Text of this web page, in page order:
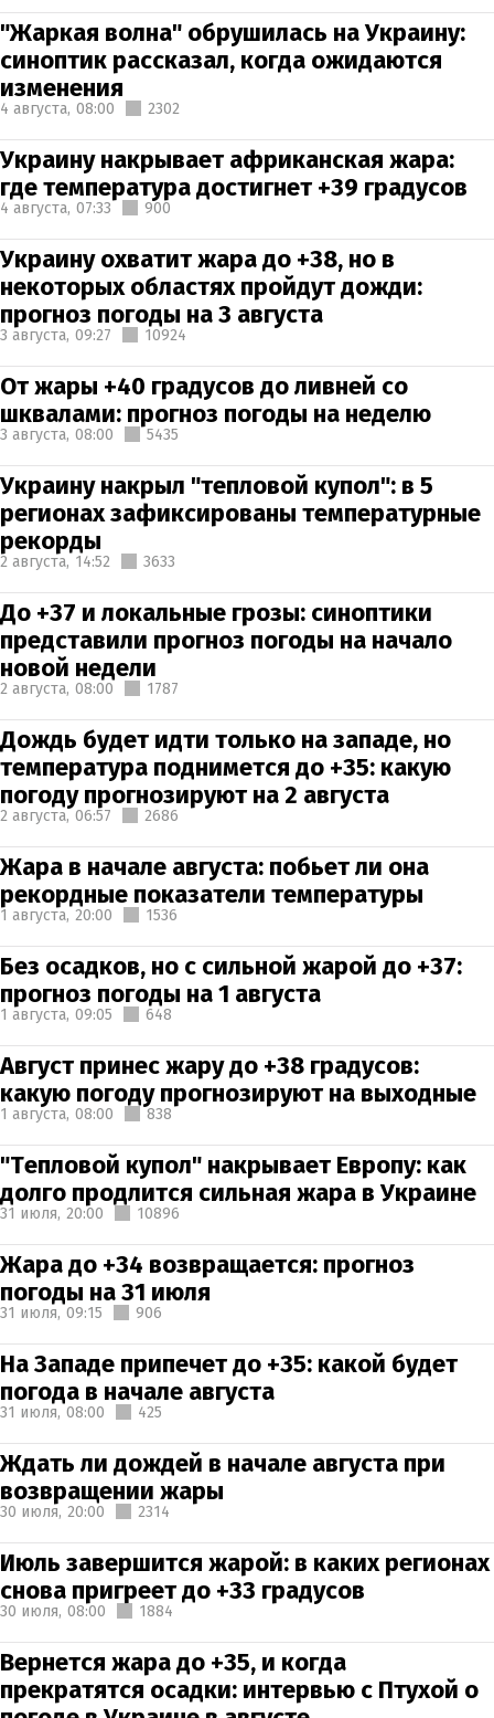
"Жаркая волна" обрушилась на Украину:
синоптик рассказал, когда ожидаются
изменения
4 августа, 08:00 2302
Украину накрывает африканская жара:
где температура достигнет +39 градусов
4 августа, 07:33 900
Украину охватит жара до +38, но в
некоторых областях пройдут дожди:
прогноз погоды на 3 августа
3 августа, 09:27 10924
От жары +40 градусов до ливней со
шквалами: прогноз погоды на неделю
3 августа, 08:00 5435
Украину накрыл "тепловой купол": в 5
регионах зафиксированы температурные
рекорды
2 августа, 14:52 3633
До +37 и локальные грозы: синоптики
представили прогноз погоды на начало
новой недели
2 августа, 08:00 1787
Дождь будет идти только на западе, но
температура поднимется до +35: какую
погоду прогнозируют на 2 августа
2 августа, 06:57 2686
Жара в начале августа: побьет ли она
рекордные показатели температуры
1 августа, 20:00 1536
Без осадков, но с сильной жарой до +37:
прогноз погоды на 1 августа
1 августа, 09:05 648
Август принес жару до +38 градусов:
какую погоду прогнозируют на выходные
1 августа, 08:00 838
"Тепловой купол" накрывает Европу: как
долго продлится сильная жара в Украине
31 июля, 20:00 10896
Жара до +34 возвращается: прогноз
погоды на 31 июля
31 июля, 09:15 906
На Западе припечет до +35: какой будет
погода в начале августа
31 июля, 08:00 425
Ждать ли дождей в начале августа при
возвращении жары
30 июля, 20:00 2314
Июль завершится жарой: в каких регионах
снова пригреет до +33 градусов
30 июля, 08:00 1884
Вернется жара до +35, и когда
прекратятся осадки: интервью с Птухой о